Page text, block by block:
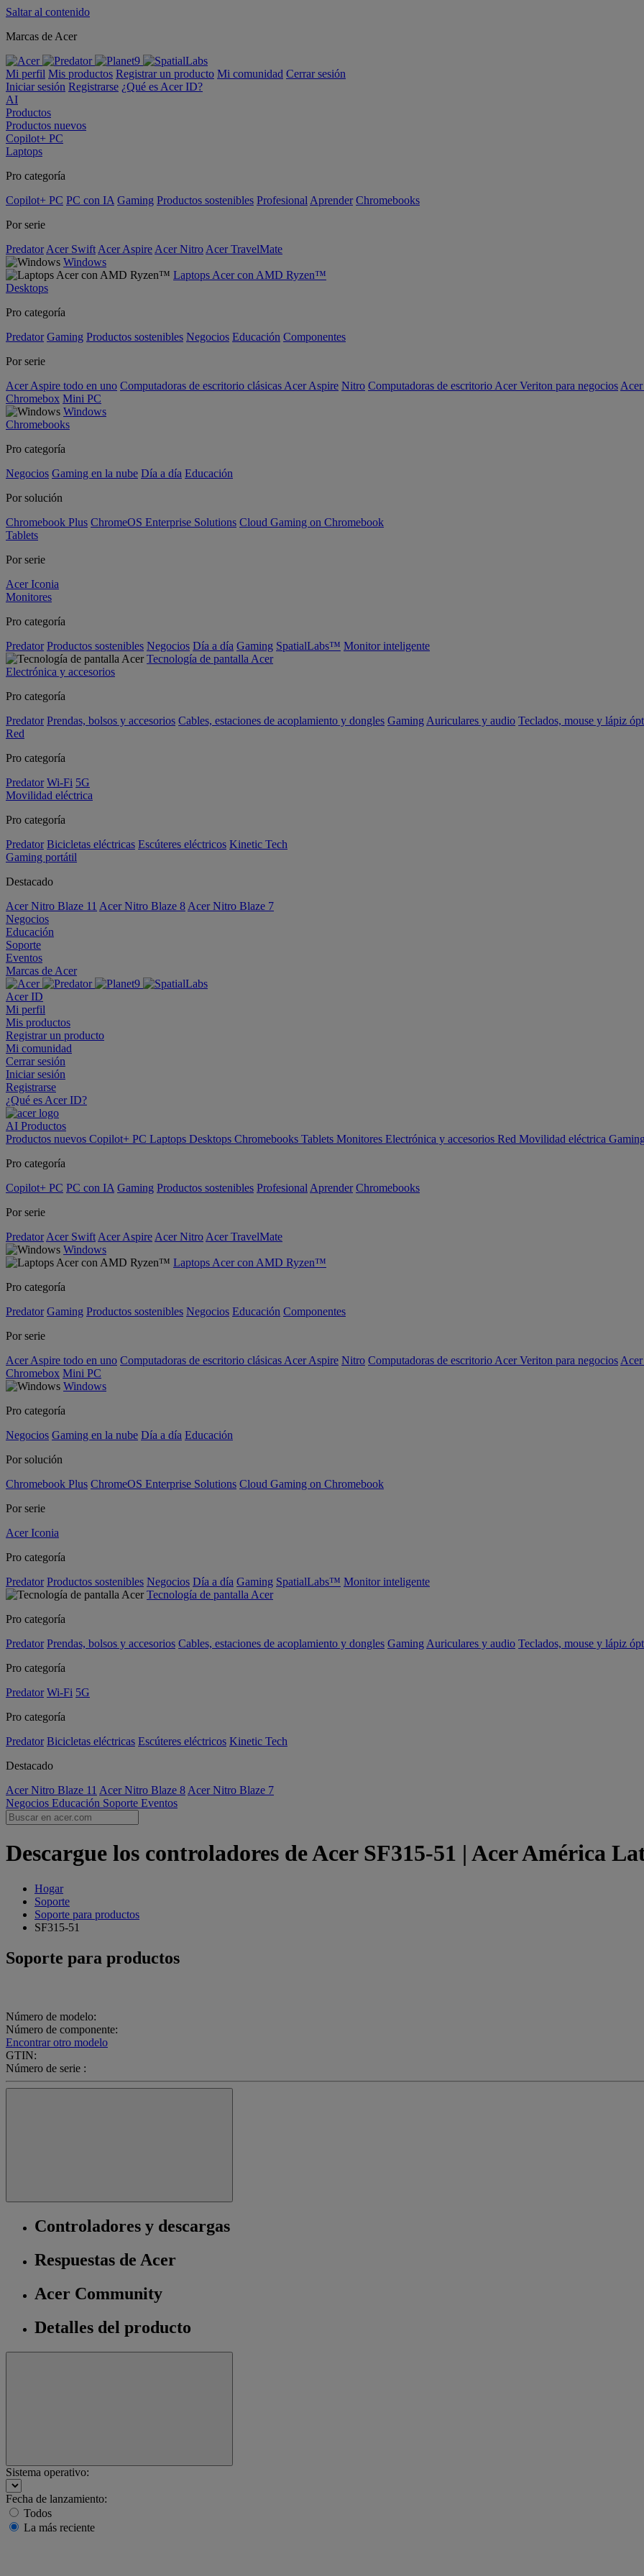
Saltar al contenido
Marcas de Acer
Mi perfil Mis productos Registrar un producto Mi comunidad Cerrar sesión
Iniciar sesión Registrarse ¿Qué es Acer ID?
AI
Productos
Productos nuevos
Copilot+ PC
Laptops
Pro categoría
Copilot+ PC PC con IA Gaming Productos sostenibles Profesional Aprender Chromebooks
Por serie
Predator Acer Swift Acer Aspire Acer Nitro Acer TravelMate
Windows
Laptops Acer con AMD Ryzen™
Desktops
Pro categoría
Predator Gaming Productos sostenibles Negocios Educación Componentes
Por serie
Acer Aspire todo en uno Computadoras de escritorio clásicas Acer Aspire Nitro Computadoras de escritorio Acer Veriton para negocios
Chromebox Mini PC
Windows
Chromebooks
Pro categoría
Negocios Gaming en la nube Día a día Educación
Por solución
Chromebook Plus ChromeOS Enterprise Solutions Cloud Gaming on Chromebook
Tablets
Por serie
Acer Iconia
Monitores
Pro categoría
Predator Productos sostenibles Negocios Día a día Gaming SpatialLabs™ Monitor inteligente
Tecnología de pantalla Acer
Electrónica y accesorios
Pro categoría
Predator Prendas, bolsos y accesorios Cables, estaciones de acoplamiento y dongles Gaming Auriculares y audio Teclados, mouse y lápiz
Red
Pro categoría
Predator Wi-Fi 5G
Movilidad eléctrica
Pro categoría
Predator Bicicletas eléctricas Escúteres eléctricos Kinetic Tech
Gaming portátil
Destacado
Acer Nitro Blaze 11 Acer Nitro Blaze 8 Acer Nitro Blaze 7
Negocios
Educación
Soporte
Eventos
Marcas de Acer
Acer ID
Mi perfil
Mis productos
Registrar un producto
Mi comunidad
Cerrar sesión
Iniciar sesión
Registrarse
¿Qué es Acer ID?
AI Productos
Productos nuevos Copilot+ PC Laptops Desktops Chromebooks Tablets Monitores Electrónica y accesorios Red Movilidad eléctrica
Pro categoría
Copilot+ PC PC con IA Gaming Productos sostenibles Profesional Aprender Chromebooks
Por serie
Predator Acer Swift Acer Aspire Acer Nitro Acer TravelMate
Windows
Laptops Acer con AMD Ryzen™
Pro categoría
Predator Gaming Productos sostenibles Negocios Educación Componentes
Por serie
Acer Aspire todo en uno Computadoras de escritorio clásicas Acer Aspire Nitro Computadoras de escritorio Acer Veriton para negocios
Chromebox Mini PC
Windows
Pro categoría
Negocios Gaming en la nube Día a día Educación
Por solución
Chromebook Plus ChromeOS Enterprise Solutions Cloud Gaming on Chromebook
Por serie
Acer Iconia
Pro categoría
Predator Productos sostenibles Negocios Día a día Gaming SpatialLabs™ Monitor inteligente
Tecnología de pantalla Acer
Pro categoría
Predator Prendas, bolsos y accesorios Cables, estaciones de acoplamiento y dongles Gaming Auriculares y audio Teclados, mouse y lápiz
Pro categoría
Predator Wi-Fi 5G
Pro categoría
Predator Bicicletas eléctricas Escúteres eléctricos Kinetic Tech
Destacado
Acer Nitro Blaze 11 Acer Nitro Blaze 8 Acer Nitro Blaze 7
Negocios Educación Soporte Eventos
Descargue los controladores de Acer SF315-51 | Acer América
Hogar
Soporte
Soporte para productos
SF315-51
Soporte para productos
Número de modelo:
Número de componente:
Encontrar otro modelo
GTIN:
Número de serie :
Controladores y descargas
Respuestas de Acer
Acer Community
Detalles del producto
Sistema operativo:
Fecha de lanzamiento:
Todos
La más reciente